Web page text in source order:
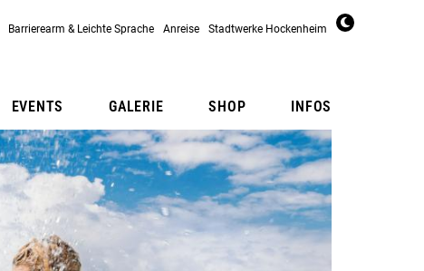
Barrierearm & Leichte Sprache Anreise Stadtwerke Hockenheim
EVENTS GALERIE SHOP INFOS